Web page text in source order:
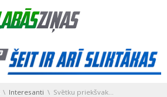
Interesanti Svētku priekšvakarā norisināsies Koru konkursa fināls